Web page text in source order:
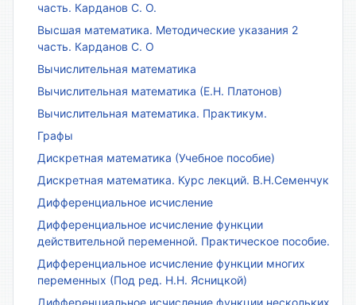
часть. Карданов С. О.
Высшая математика. Методические указания 2
часть. Карданов С. О
Вычислительная математика
Вычислительная математика (Е.Н. Платонов)
Вычислительная математика. Практикум.
Графы
Дискретная математика (Учебное пособие)
Дискретная математика. Курс лекций. В.Н.Семенчук
Дифференциальное исчисление
Дифференциальное исчисление функции
действительной переменной. Практическое пособие.
Дифференциальное исчисление функции многих
переменных (Под ред. Н.Н. Ясницкой)
Дифференциальное исчисление функции нескольких